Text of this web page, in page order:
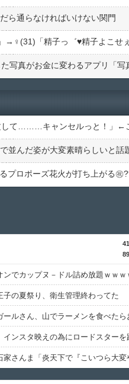
ら通らなければいけない関門
→♀(31)「精子っ゛♥精子よこせぇ
写真がお金に変わるアプリ「
して………キャンセルっと！」←
並んだ姿が大変素晴らしいと話
プロポーズ花火が打ち上がる㊗
子の夏祭り、衛生管理終わってた